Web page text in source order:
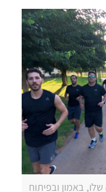
באמון ובפיתוח